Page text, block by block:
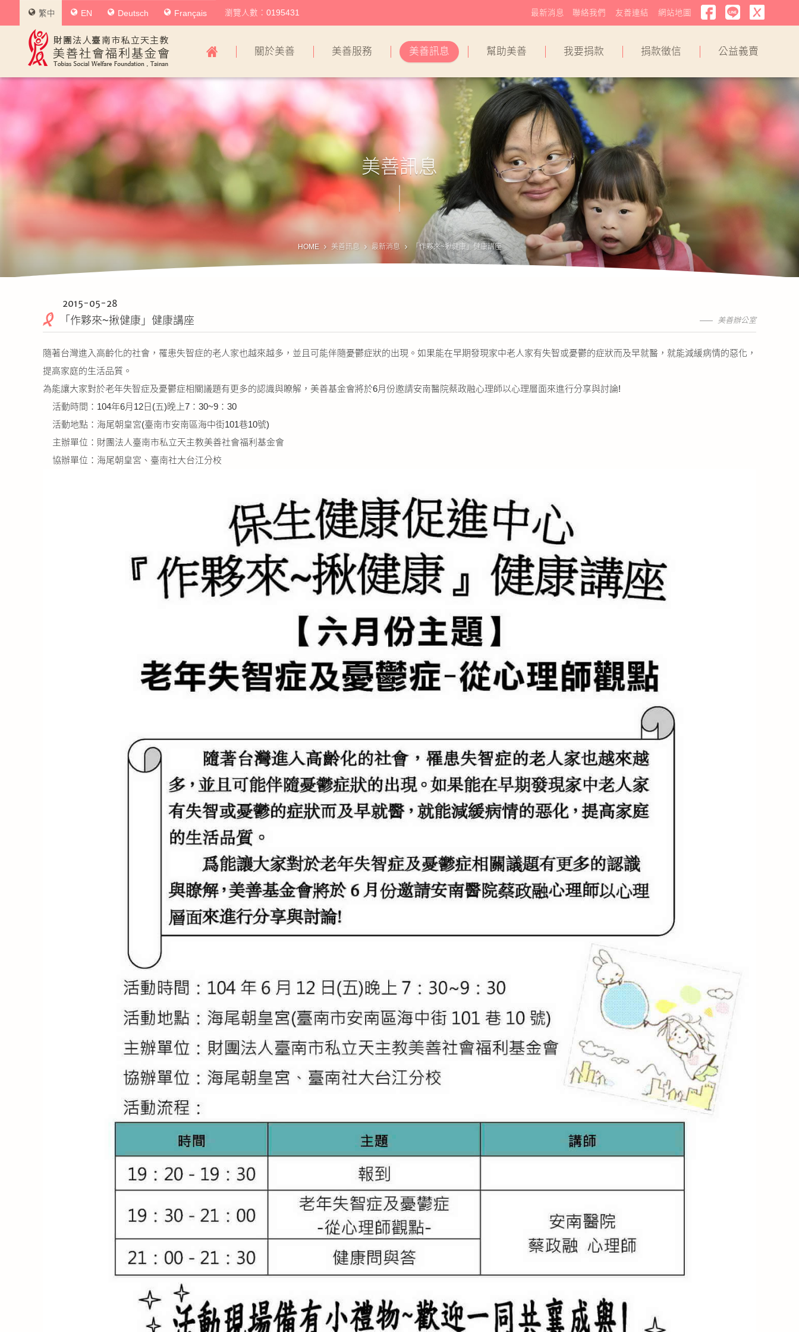
社
會
福
利
金
會
導
覽
關於美善 美善服務 美善訊息 幫助美善 我要捐款 捐款徵信 公益義賣
繁中 EN Deutsch Français 瀏覽人數：0195431 最新消息 聯絡我們 友善連結 網站地圖
美善訊息
HOME 美善訊息 最新消息 「作夥來~揪健康」健康講座
美善辦公室
2015-05-28
「作夥來~揪健康」健康講座
隨著台灣進入高齡化的社會，罹患失智症的老人家也越來越多，並且可能伴隨憂鬱症狀的出現。如果能在早期發現家中老人家有失智或憂鬱的症狀而及早就醫，就能減緩病情的惡化，
提高家庭的生活品質。
為能讓大家對於老年失智症及憂鬱症相關議題有更多的認識與瞭解，美善基金會將於6月份邀請安南醫院蔡政融心理師以心理層面來進行分享與討論!
活動時間：104年6月12日(五)晚上7：30~9：30
活動地點：海尾朝皇宮(臺南市安南區海中街101巷10號)
主辦單位：財團法人臺南市私立天主教美善社會福利基金會
協辦單位：海尾朝皇宮、臺南社大台江分校